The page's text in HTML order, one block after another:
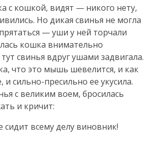
с кошкой, видят — никого нету,
Но дикая свинья не могла
— уши у ней торчали
кошка внимательно
свинья вдруг ушами задвигала.
что это мышь шевелится, и как
и сильно-пресильно ее укусила.
с великим воем, бросилась
и кричит:
сидит всему делу виновник!